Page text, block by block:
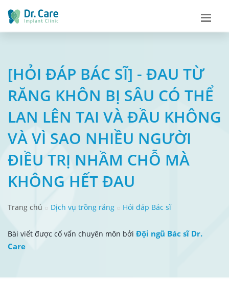
[HỎI ĐÁP BÁC SĨ] - ĐAU TỪ
RĂNG KHÔN BỊ SÂU CÓ THỂ
LAN LÊN TAI VÀ ĐẦU KHÔNG
VÀ VÌ SAO NHIỀU NGƯỜI
ĐIỀU TRỊ NHẦM CHỖ MÀ
KHÔNG HẾT ĐAU
Trang chủ Dịch vụ trồng răng Hỏi đáp Bác sĩ
Bài viết được cố vấn chuyên môn bởi Đội ngũ Bác sĩ Dr.
Care